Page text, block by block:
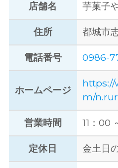
店舗名 芋菓子
住所 都城市
電話番号 0986-
ホームページ
https://
m/
営業時間 11：00
定休日 金土日